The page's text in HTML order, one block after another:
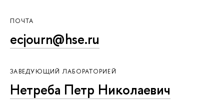
ПОЧТА
ecjourn@hse.ru
ЗАВЕДУЮЩИЙ ЛАБОРАТОРИЕЙ
Нетреба Петр Николаевич